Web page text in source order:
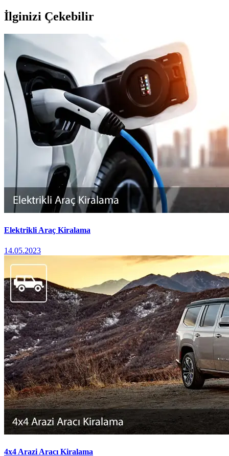
İlginizi Çekebilir
Elektrikli Araç Kiralama
14.05.2023
4x4 Arazi Aracı Kiralama